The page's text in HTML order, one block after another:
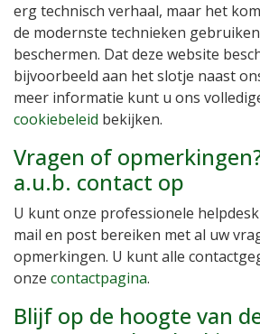
erg technisch verhaal, maar het
de modernste technieken
beschermen. Dat deze website
bijvoorbeeld aan het slotje naast
meer informatie kunt u ons
cookiebeleid bekijken.
Vragen of
a.u.b. contact op
U kunt onze professionele
mail en post bereiken met al uw
opmerkingen. U kunt alle
onze contactpagina.
Blijf op de hoogte van